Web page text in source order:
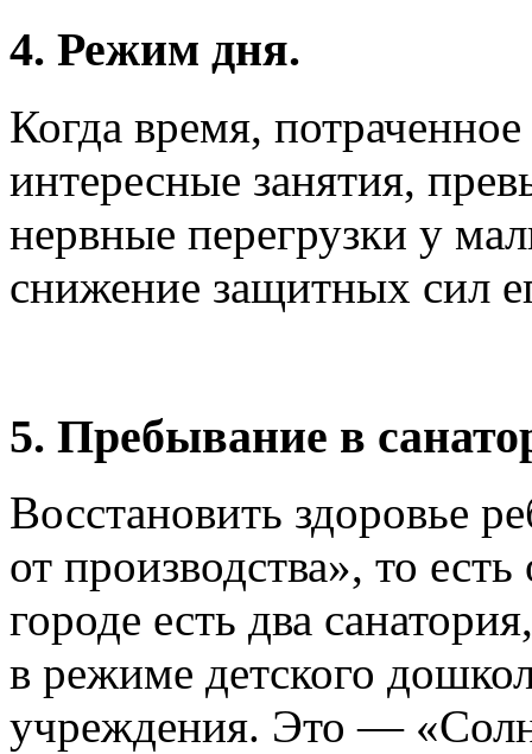
4. Режим дня.
Когда время,
интересные занятия,
нервные перегрузки у
снижение защитных сил
5. Пребывание в
Восстановить здоровье
от производства», то
городе есть два
в режиме детского
учреждения. Это —